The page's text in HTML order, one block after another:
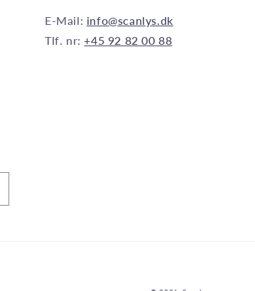
E-Mail: info@scanlys.dk
Tlf. nr:+45 92 82 00 88